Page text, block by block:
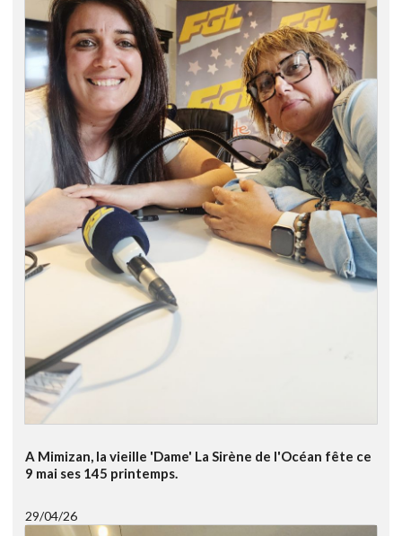
A Mimizan, la vieille 'Dame' La Sirène de l'Océan fête ce
9 mai ses 145 printemps.
29/04/26